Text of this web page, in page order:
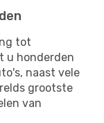
tot
u honderden
naast vele
grootste
van